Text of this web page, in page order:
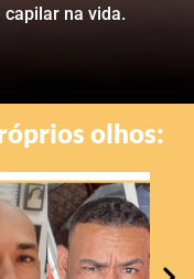
na vida.
olhos: